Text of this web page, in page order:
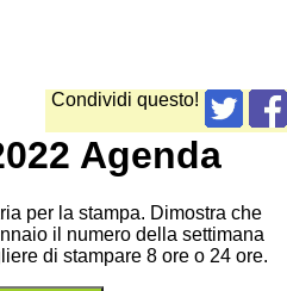
Condividi questo!
Agenda
per la stampa. Dimostra che
il numero della settimana
di stampare 8 ore o 24 ore.